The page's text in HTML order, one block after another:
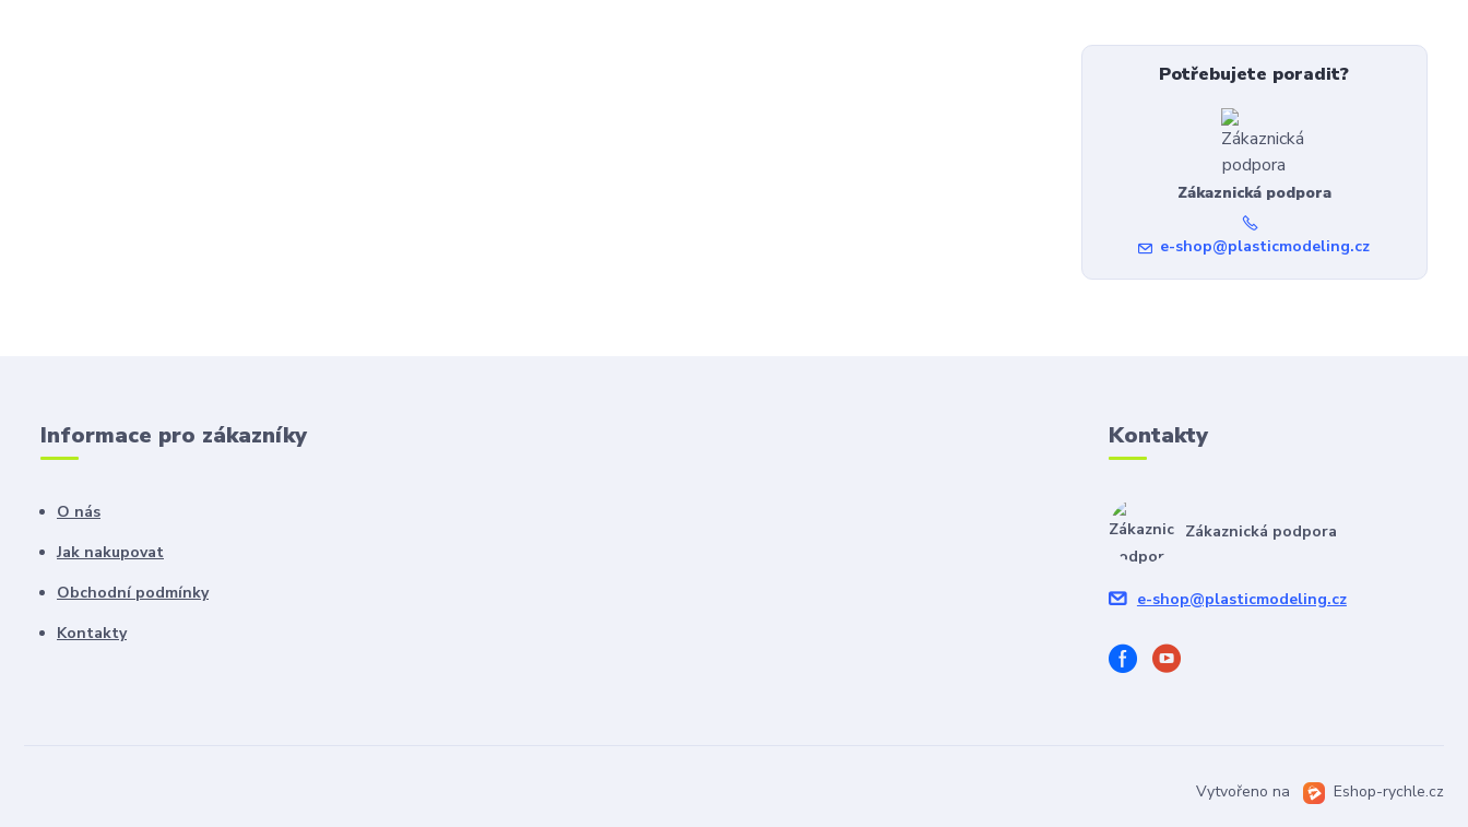
Potřebujete poradit?
Zákaznická podpora
e-shop@plasticmodeling.cz
Informace pro zákazníky
O nás
Jak nakupovat
Obchodní podmínky
Kontakty
Kontakty
Zákaznická podpora
e-shop@plasticmodeling.cz
Vytvořeno na Eshop-rychle.cz